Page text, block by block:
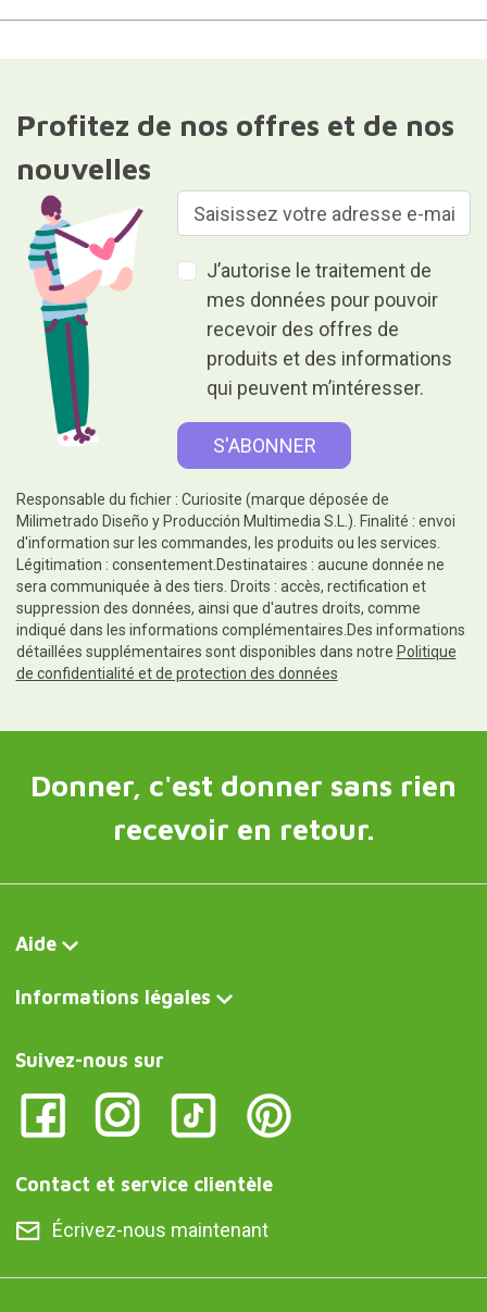
Profitez de nos offres et de nos
nouvelles
J’autorise le traitement de
mes données pour pouvoir
recevoir des offres de
produits et des informations
qui peuvent m’intéresser.
Responsable du fichier : Curiosite (marque déposée de
Milimetrado Diseño y Producción Multimedia S.L.). Finalité : envoi
d'information sur les commandes, les produits ou les services.
Légitimation : consentement.Destinataires : aucune donnée ne
sera communiquée à des tiers. Droits : accès, rectification et
suppression des données, ainsi que d'autres droits, comme
indiqué dans les informations complémentaires.Des informations
détaillées supplémentaires sont disponibles dans notre Politique
de confidentialité et de protection des données
Donner, c'est donner sans rien
recevoir en retour.
Aide
Informations légales
Suivez-nous sur
Contact et service clientèle
Écrivez-nous maintenant